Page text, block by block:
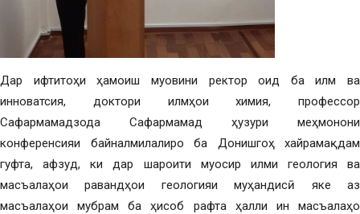
Дар ифтитоҳи ҳамоиш муовини ректор оид ба илм ва
инноватсия, доктори илмҳои химия, профессор
Сафармамадзода Сафармамад ҳузури меҳмонони
конференсияи байналмилалиро ба Донишгоҳ хайрамақдам
гуфта, афзуд, ки дар шароити муосир илми геология ва
масъалаҳои равандҳои геологияи муҳандисӣ яке аз
масъалаҳои мубрам ба ҳисоб рафта ҳалли ин масъалаҳо